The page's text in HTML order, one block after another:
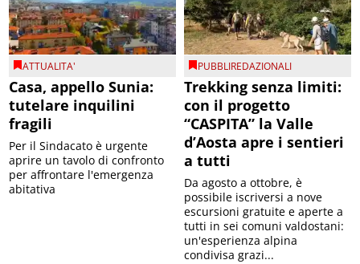
ATTUALITA'
Casa, appello Sunia:
tutelare inquilini
fragili
Per il Sindacato è urgente
aprire un tavolo di confronto
per affrontare l'emergenza
abitativa
PUBBLIREDAZIONALI
Trekking senza limiti:
con il progetto
“CASPITA” la Valle
d’Aosta apre i sentieri
a tutti
Da agosto a ottobre, è
possibile iscriversi a nove
escursioni gratuite e aperte a
tutti in sei comuni valdostani:
un'esperienza alpina
condivisa grazi...